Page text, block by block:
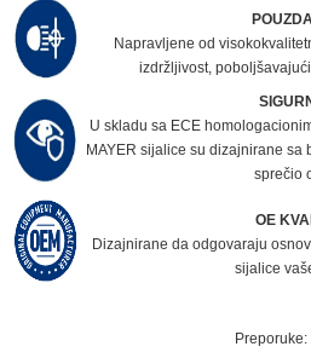
Napravljene od
izdržljivost,
U skladu sa ECE
MAYER sijalice su dizajnirane sa
sprečio
OE
Dizajnirane da odgovaraju
sijalice
Preporuke: